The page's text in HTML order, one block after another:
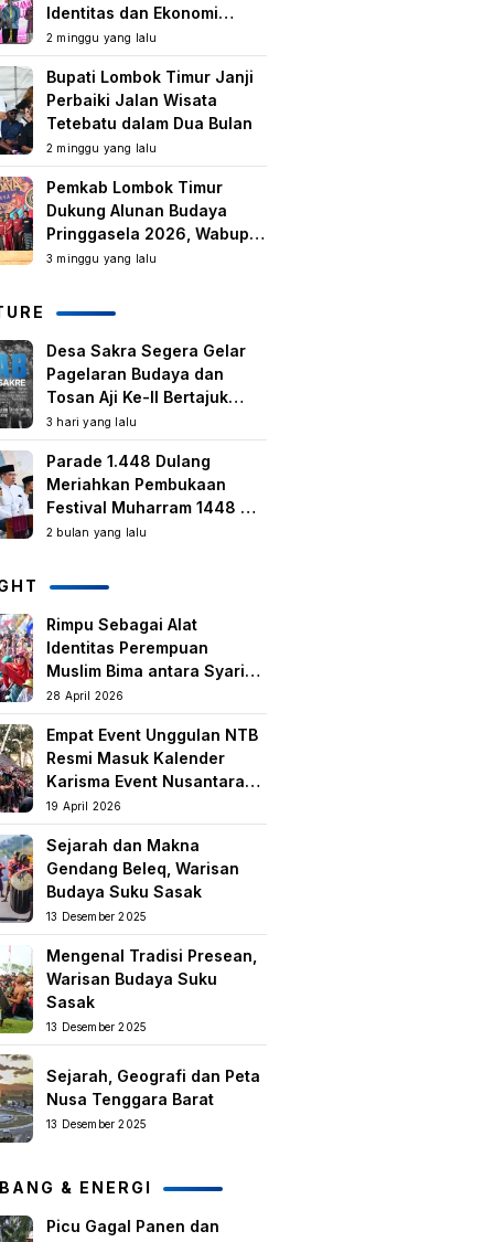
Identitas dan Ekonomi
Masyarakat
2 minggu yang lalu
Bupati Lombok Timur Janji
Perbaiki Jalan Wisata
Tetebatu dalam Dua Bulan
2 minggu yang lalu
Pemkab Lombok Timur
Dukung Alunan Budaya
Pringgasela 2026, Wabup:
Kegiatan Berbasis
3 minggu yang lalu
Desa Sakra Segera Gelar
Pagelaran Budaya dan
Tosan Aji Ke-II Bertajuk
Samuhita Sakre
3 hari yang lalu
Parade 1.448 Dulang
Meriahkan Pembukaan
Festival Muharram 1448 H
di Lombok Timur
2 bulan yang lalu
Rimpu Sebagai Alat
Identitas Perempuan
Muslim Bima antara Syariat,
Tradisi lokal, dan
Manifestasi Nilai-nilai
keislaman
28 April 2026
Empat Event Unggulan NTB
Resmi Masuk Kalender
Karisma Event Nusantara
(KEN) 2026
19 April 2026
Sejarah dan Makna
Gendang Beleq, Warisan
Budaya Suku Sasak
13 Desember 2025
Mengenal Tradisi Presean,
Warisan Budaya Suku
Sasak
13 Desember 2025
Sejarah, Geografi dan Peta
Nusa Tenggara Barat
13 Desember 2025
& ENERGI
Picu Gagal Panen dan